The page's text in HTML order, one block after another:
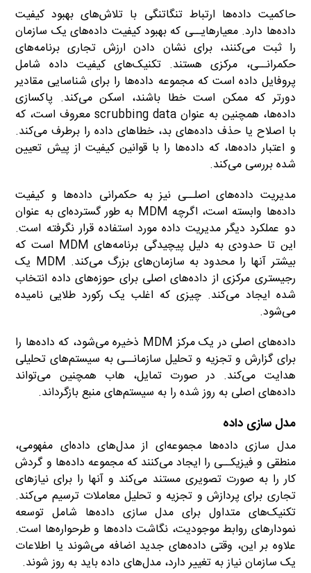
حاکمیت داده‌ها ارتباط تنگاتنگی با تلاش‌های بهبود کیفیت
داده‌ها دارد. معیارهایــی که بهبود کیفیت داده‌های یک سازمان
را ثبت می‌کنند، برای نشان دادن ارزش تجاری برنامه‌های
حکمرانــی، مرکزی هستند. تکنیک‌های کیفیت داده شامل
پروفایل داده است که مجموعه داده‌ها را برای شناسایی مقادیر
دورتر که ممکن است خطا باشند، اسکن می‌کند. پاکسازی
داده‌ها، همچنین به عنوان scrubbing data معروف است، که
با اصلاح یا حذف داده‌های بد، خطاهای داده را برطرف می‌کند.
و اعتبار داده‌ها، که داده‌ها را با قوانین کیفیت از پیش تعیین
شده بررسی می‌کند.
مدیریت داده‌های اصلــی نیز به حکمرانی داده‌ها و کیفیت
داده‌ها وابسته است، اگرچه MDM به طور گسترده‌ای به عنوان
دو عملکرد دیگر مدیریت داده مورد استفاده قرار نگرفته است.
این تا حدودی به دلیل پیچیدگی برنامه‌های MDM است که
بیشتر آنها را محدود به سازمان‌های بزرگ می‌کند. MDM یک
رجیستری مرکزی از داده‌های اصلی برای حوزه‌های داده انتخاب
شده ایجاد می‌کند. چیزی که اغلب یک رکورد طلایی نامیده
می‌شود.
داده‌های اصلی در یک مرکز MDM ذخیره می‌شود، که داده‌ها را
برای گزارش و تجزیه و تحلیل سازمانــی به سیستم‌های تحلیلی
هدایت می‌کند. در صورت تمایل، هاب همچنین می‌تواند
داده‌های اصلی به روز شده را به سیستم‌های منبع بازگرداند.
مدل سازی داده‌
مدل سازی داده‌ها مجموعه‌ای از مدل‌های داده‌ای مفهومی،
منطقی و فیزیکــی را ایجاد می‌کنند که مجموعه داده‌ها و گردش
کار را به صورت تصویری مستند می‌کند و آنها را برای نیازهای
تجاری برای پردازش و تجزیه و تحلیل معاملات ترسیم می‌کند.
تکنیک‌های متداول برای مدل سازی داده‌ها شامل توسعه
نمودارهای روابط موجودیت، نگاشت داده‌ها و طرحواره‌ها است.
علاوه بر این، وقتی داده‌های جدید اضافه می‌شوند یا اطلاعات
یک سازمان نیاز به تغییر دارد، مدل‌های داده باید به روز شوند.